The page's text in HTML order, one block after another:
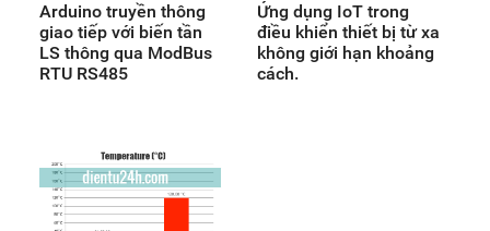
Arduino truyền thông
giao tiếp với biến tần
LS thông qua ModBus
RTU RS485
Ứng dụng IoT trong
điều khiển thiết bị từ xa
không giới hạn khoảng
cách.